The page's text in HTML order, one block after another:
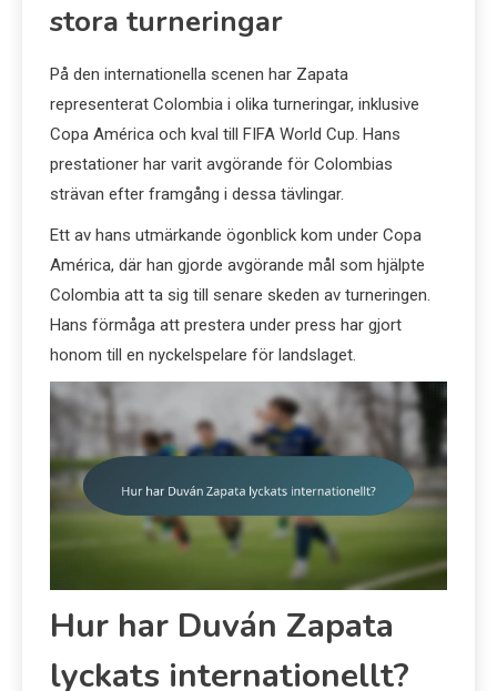
stora turneringar
På den internationella scenen har Zapata
representerat Colombia i olika turneringar, inklusive
Copa América och kval till FIFA World Cup. Hans
prestationer har varit avgörande för Colombias
strävan efter framgång i dessa tävlingar.
Ett av hans utmärkande ögonblick kom under Copa
América, där han gjorde avgörande mål som hjälpte
Colombia att ta sig till senare skeden av turneringen.
Hans förmåga att prestera under press har gjort
honom till en nyckelspelare för landslaget.
Hur har Duván Zapata
lyckats internationellt?